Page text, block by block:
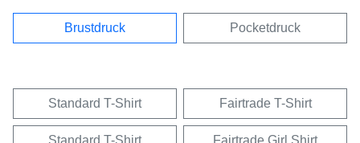
Brustdruck Pocketdruck
Standard T-Shirt Fairtrade T-Shirt
Standard T-Shirt
Fairtrade Girl Shirt